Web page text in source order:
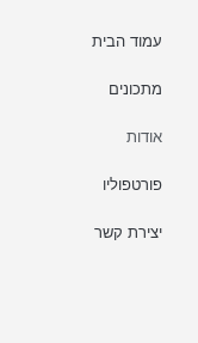
עמוד הבית
מתכונים
אודות
פורטפוליו
יצירת קשר